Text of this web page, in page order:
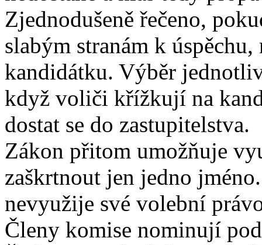
Zjednodušeně řečeno,
slabým stranám k
kandidátku. Výběr
když voliči křížkují na
dostat se do zastupitelstva.
Zákon přitom umožňuje
zaškrtnout jen jedno
nevyužije své volební
Členy komise nominují